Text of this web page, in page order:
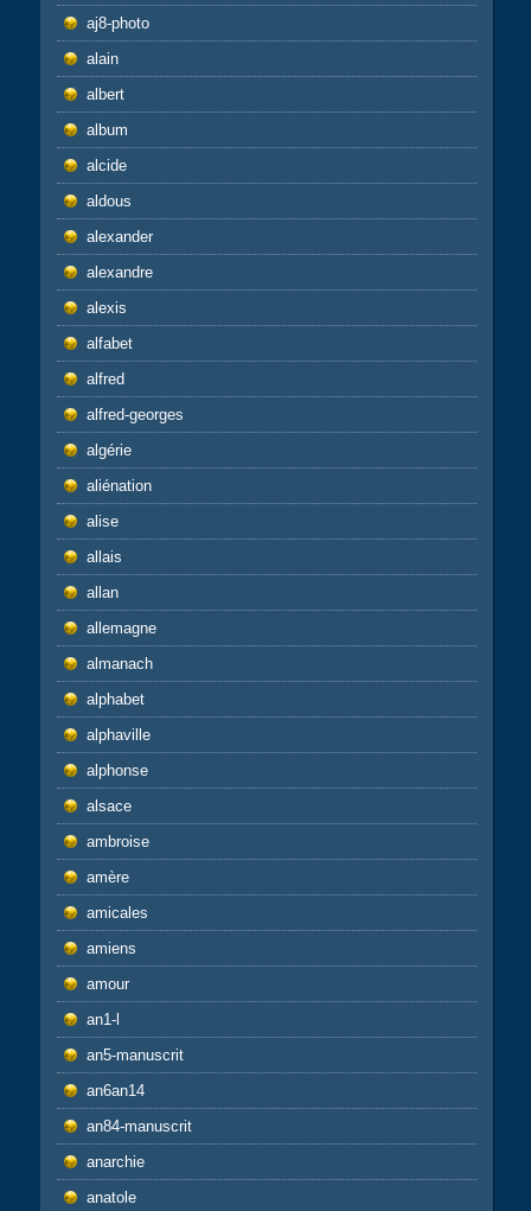
aj8-photo
alain
albert
album
alcide
aldous
alexander
alexandre
alexis
alfabet
alfred
alfred-georges
algérie
aliénation
alise
allais
allan
allemagne
almanach
alphabet
alphaville
alphonse
alsace
ambroise
amère
amicales
amiens
amour
an1-l
an5-manuscrit
an6an14
an84-manuscrit
anarchie
anatole